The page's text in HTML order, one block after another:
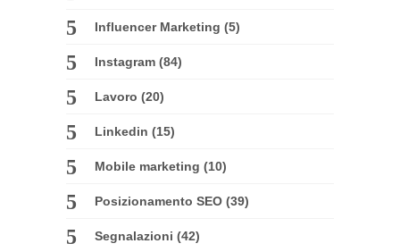
Influencer Marketing (5)
Instagram (84)
Lavoro (20)
Linkedin (15)
Mobile marketing (10)
Posizionamento SEO (39)
Segnalazioni (42)